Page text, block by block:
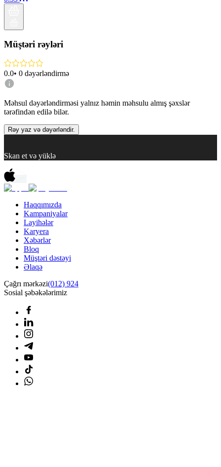
Müştəri rəyləri
0.0• 0 dəyərləndirmə
Məhsul dəyərləndirməsi yalnız həmin məhsulu almış şəxslər
tərəfindən edilə bilər.
Rəy yaz və dəyərləndir.
Skan et və yüklə
Haqqımızda
Kampaniyalar
Layihələr
Karyera
Xəbərlər
Bloq
Müştəri dəstəyi
Əlaqə
Çağrı mərkəzi(012) 924
Sosial şəbəkələrimiz